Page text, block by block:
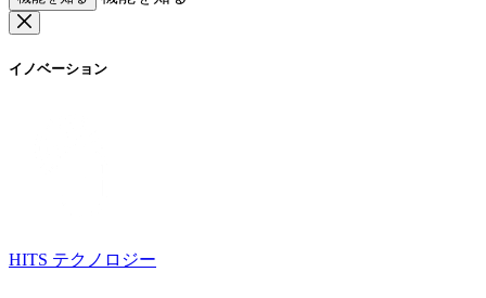
イノベーション
HITS テクノロジー